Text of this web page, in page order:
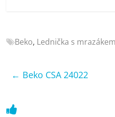
pračky,
mobilní
bazény
Beko, Lednička s mrazákem
← Beko CSA 24022